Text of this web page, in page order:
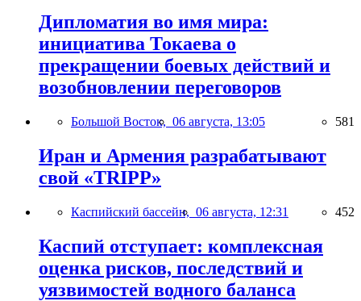
Дипломатия во имя мира:
инициатива Токаева о
прекращении боевых действий и
возобновлении переговоров
Большой Восток, 06 августа, 13:05 581
Иран и Армения разрабатывают
свой «TRIPP»
Каспийский бассейн, 06 августа, 12:31 452
Каспий отступает: комплексная
оценка рисков, последствий и
уязвимостей водного баланса